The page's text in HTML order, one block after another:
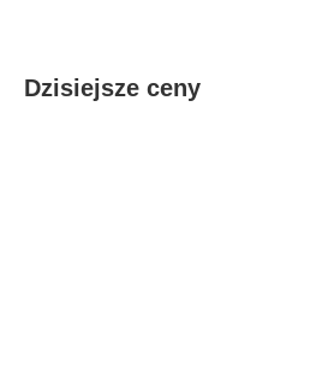
Dzisiejsze ceny